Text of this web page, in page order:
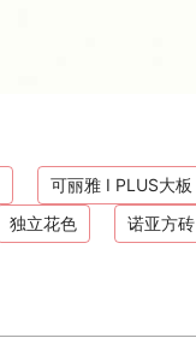
可丽雅 I PLUS大板
独立花色 诺亚方砖